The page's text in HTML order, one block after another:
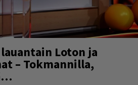
Loton ja
– Tokmannilla,